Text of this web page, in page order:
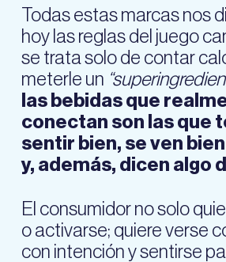
Todas estas marcas nos
hoy las reglas del juego
se trata solo de contar
meterle un
las bebidas que
conectan son las que
sentir bien, se ven
y, además, dicen algo
El consumidor no solo
o activarse; quiere verse
con intención y sentirse